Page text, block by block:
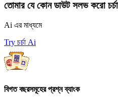
তোমার যে কোন ডাউট সলভ করো চর্চা
Ai এর মাধ্যমে
Try চর্চা Ai
বিগত বছরসমূহের প্রশ্ন ব্যাংক